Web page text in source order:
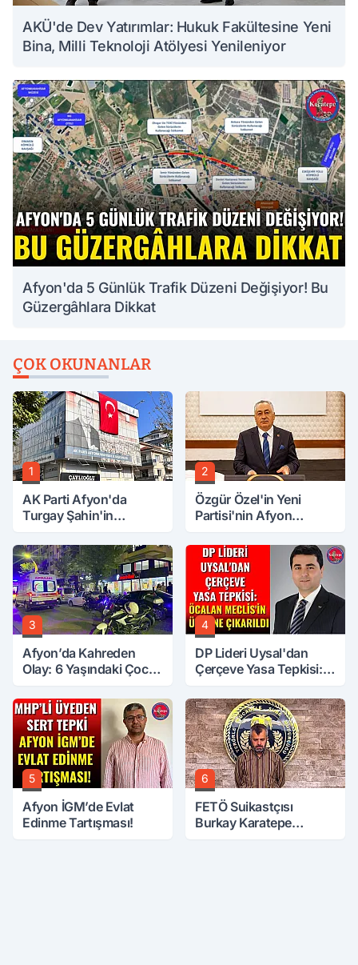
AKÜ'de Dev Yatırımlar: Hukuk Fakültesine Yeni
Bina, Milli Teknoloji Atölyesi Yenileniyor
Afyon'da 5 Günlük Trafik Düzeni Değişiyor! Bu
Güzergâhlara Dikkat
ÇOK OKUNANLAR
1
AK Parti Afyon'da
Turgay Şahin'in
2
Özgür Özel'in Yeni
Partisi'nin Afyon
3
Afyon’da Kahreden
Olay: 6 Yaşındaki Çocuk
4
DP Lideri Uysal'dan
Çerçeve Yasa Tepkisi:
Üzerine Çıkarıldı
5
Afyon İGM’de Evlat
Edinme Tartışması!
6
FETÖ Suikastçısı
Burkay Karatepe